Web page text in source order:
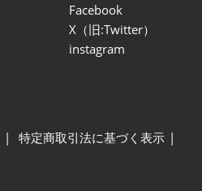
Facebook
X（旧:Twitter）
instagram
特定商取引法に基づく表示